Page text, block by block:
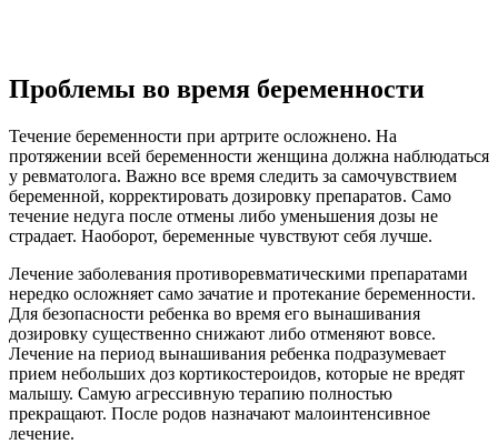
Проблемы во время беременности
Течение беременности при артрите осложнено. На
протяжении всей беременности женщина должна наблюдаться
у ревматолога. Важно все время следить за самочувствием
беременной, корректировать дозировку препаратов. Само
течение недуга после отмены либо уменьшения дозы не
страдает. Наоборот, беременные чувствуют себя лучше.
Лечение заболевания противоревматическими препаратами
нередко осложняет само зачатие и протекание беременности.
Для безопасности ребенка во время его вынашивания
дозировку существенно снижают либо отменяют вовсе.
Лечение на период вынашивания ребенка подразумевает
прием небольших доз кортикостероидов, которые не вредят
малышу. Самую агрессивную терапию полностью
прекращают. После родов назначают малоинтенсивное
лечение.